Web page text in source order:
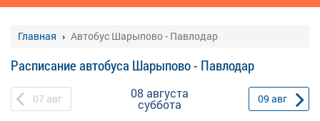
Главная Автобус Шарыпово - Павлодар
Расписание автобуса Шарыпово - Павлодар
07 авг 08 августа
суббота 09 авг